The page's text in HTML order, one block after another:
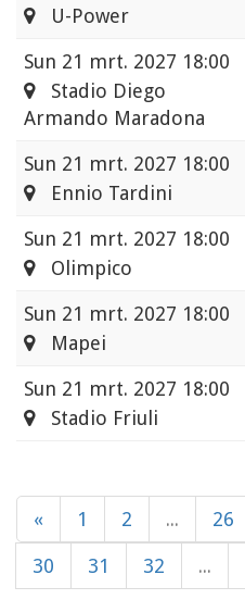
U-Power
Sun 21 mrt. 2027 18:00
Stadio Diego
Armando Maradona
Sun 21 mrt. 2027 18:00
Ennio Tardini
Sun 21 mrt. 2027 18:00
Olimpico
Sun 21 mrt. 2027 18:00
Mapei
Sun 21 mrt. 2027 18:00
Stadio Friuli
« 1 2 ... 26
30 31 32 ...